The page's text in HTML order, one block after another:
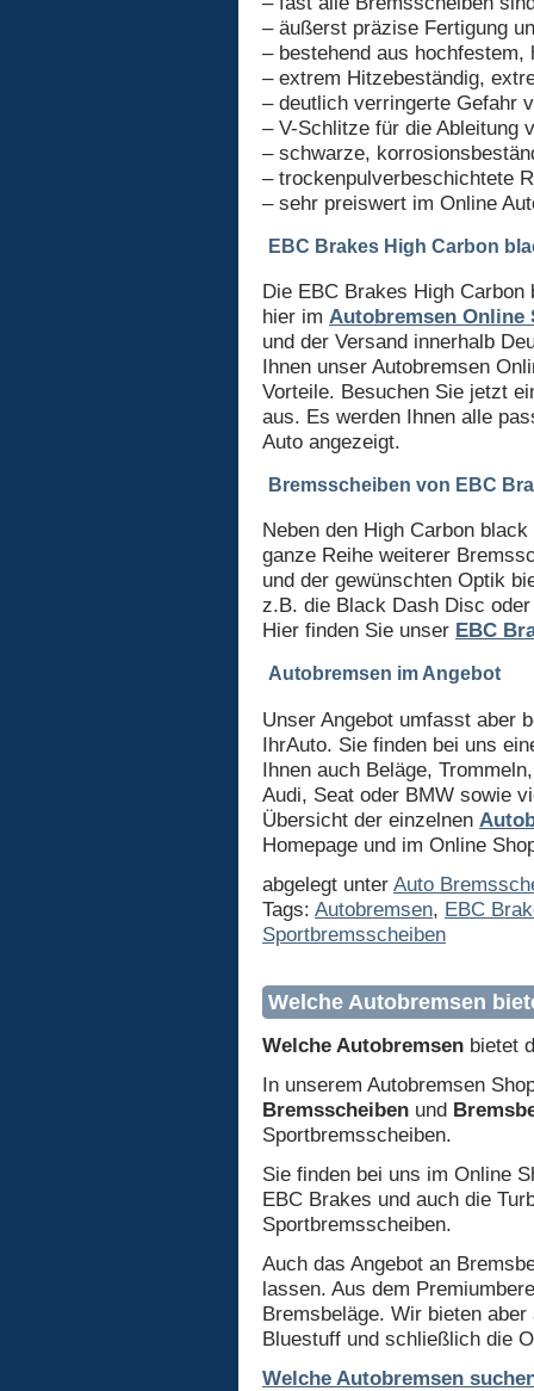
– äußerst präzise Fertigung
– bestehend aus
– extrem Hitzebeständig,
– deutlich verringerte Gefahr
– V-Schlitze für die Ableitung
– schwarze,
– trockenpulverbeschichtete
– sehr preiswert im Online
EBC Brakes High Carbon
Die EBC Brakes High
hier im Autobremsen Online
und der Versand innerhalb
Ihnen unser Autobremsen
Vorteile. Besuchen Sie jetzt
aus. Es werden Ihnen alle
Auto angezeigt.
Bremsscheiben von EBC
Neben den High Carbon
ganze Reihe weiterer
und der gewünschten Optik
z.B. die Black Dash Disc
Hier finden Sie unser EBC
Autobremsen im Angebot
Unser Angebot umfasst aber
IhrAuto. Sie finden bei uns
Ihnen auch Beläge,
Audi, Seat oder BMW sowie
Übersicht der einzelnen
Homepage und im Online
abgelegt unter Auto
Tags: Autobremsen, EBC
Sportbremsscheiben
Welche Autobremsen
Welche Autobremsen bietet
In unserem Autobremsen
Bremsscheiben und
Sportbremsscheiben.
Sie finden bei uns im Online
EBC Brakes und auch die
Sportbremsscheiben.
Auch das Angebot an
lassen. Aus dem
Bremsbeläge. Wir bieten
Bluestuff und schließlich die
Welche Autobremsen